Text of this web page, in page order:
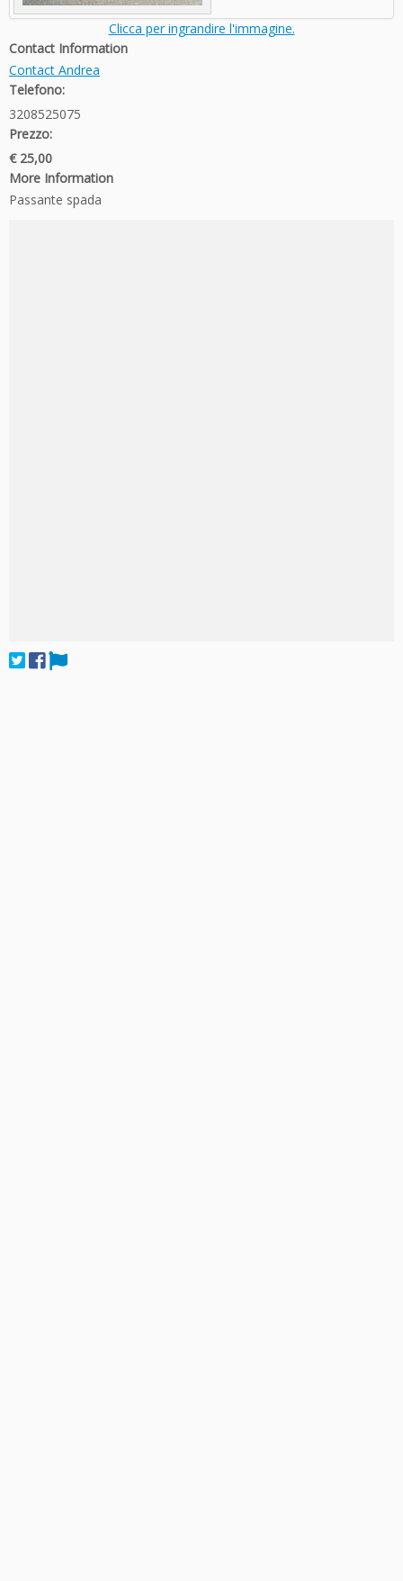
Clicca per ingrandire l'immagine.
Contact Information
Contact Andrea
Telefono:
3208525075
Prezzo:
€ 25,00
More Information
Passante spada